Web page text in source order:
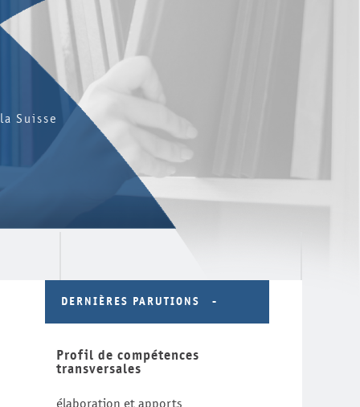
Suisse
DERNIÈRES PARUTIONS
Profil de compétences
transversales
élaboration et apports